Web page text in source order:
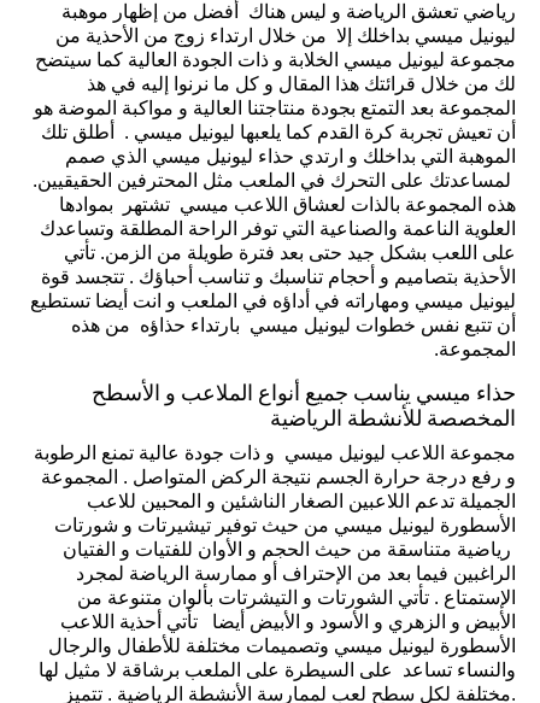
رياضي تعشق الرياضة و ليس هناك أفضل من إظهار موهبة
ليونيل ميسي بداخلك إلا من خلال ارتداء زوج من الأحذية من
مجموعة ليونيل ميسي الخلابة و ذات الجودة العالية كما سيتضح
لك من خلال قرائتك هذا المقال و كل ما نرنوا إليه في هذ
المجموعة بعد التمتع بجودة منتاجتنا العالية و مواكبة الموضة هو
أن تعيش تجربة كرة القدم كما يلعبها ليونيل ميسي . أطلق تلك
الموهبة التي بداخلك و ارتدي حذاء ليونيل ميسي الذي صمم
لمساعدتك على التحرك في الملعب مثل المحترفين الحقيقيين.
هذه المجموعة بالذات لعشاق اللاعب ميسي تشتهر بموادها
العلوية الناعمة والصناعية التي توفر الراحة المطلقة وتساعدك
على اللعب بشكل جيد حتى بعد فترة طويلة من الزمن. تأتي
الأحذية بتصاميم و أحجام تناسبك و تناسب أحباؤك . تتجسد قوة
ليونيل ميسي ومهاراته في أداؤه في الملعب و انت أيضا تستطيع
أن تتبع نفس خطوات ليونيل ميسي بارتداء حذاؤه من هذه
المجموعة.
حذاء ميسي يناسب جميع أنواع الملاعب و الأسطح
المخصصة للأنشطة الرياضية
مجموعة اللاعب ليونيل ميسي و ذات جودة عالية تمنع الرطوبة
و رفع درجة حرارة الجسم نتيجة الركض المتواصل . المجموعة
الجميلة تدعم اللاعبين الصغار الناشئين و المحبين للاعب
الأسطورة ليونيل ميسي من حيث توفير تيشيرتات و شورتات
رياضية متناسقة من حيث الحجم و الأوان للفتيات و الفتيان
الراغبين فيما بعد من الإحتراف أو ممارسة الرياضة لمجرد
الإستمتاع . تأتي الشورتات و التيشرتات بألوان متنوعة من
الأبيض و الزهري و الأسود و الأبيض أيضا تأتي أحذية اللاعب
الأسطورة ليونيل ميسي وتصميمات مختلفة للأطفال والرجال
والنساء تساعد على السيطرة على الملعب برشاقة لا مثيل لها
.مختلفة لكل سطح لعب لممارسة الأنشطة الرياضية . تتميز